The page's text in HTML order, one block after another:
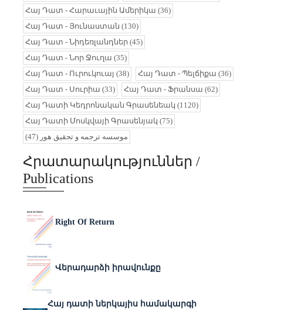
Հայ Դատ - Հարաւային Ամերիկա (36)
Հայ Դատ - Յունաստան (130)
Հայ Դատ - Նիդեռլանդներ (45)
Հայ Դատ - Նոր Ջուղա (35)
Հայ Դատ - Ուրուկուայ (38) Հայ Դատ - Պելճիքա (36)
Հայ Դատ - Սուրիա (33) Հայ Դատ - Ֆրանսա (62)
Հայ Դատի Կեդրոնական Գրասենեակ (1120)
Հայ Դատի Մոսկվայի Գրասենյակ (75)
موسسه ترجمه و تحقیق هور (47)
Հրատարակություններ /
Publications
Right Of Return
Վերադարձի իրավունքը
Հայ դատի ներկայիս համակարգի